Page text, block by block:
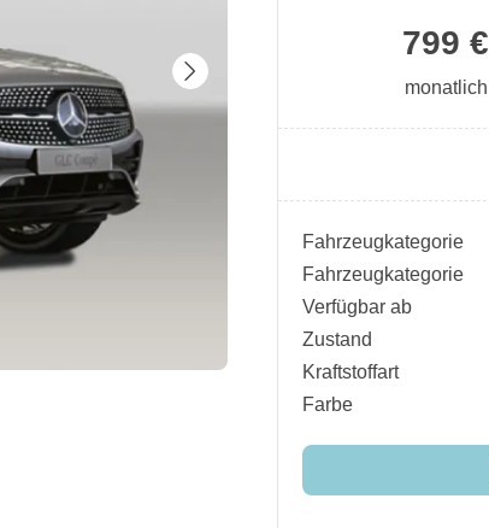
799 €
monatlich
Fahrzeugkategorie
Fahrzeugkategorie
Verfügbar ab
Zustand
Kraftstoffart
Farbe